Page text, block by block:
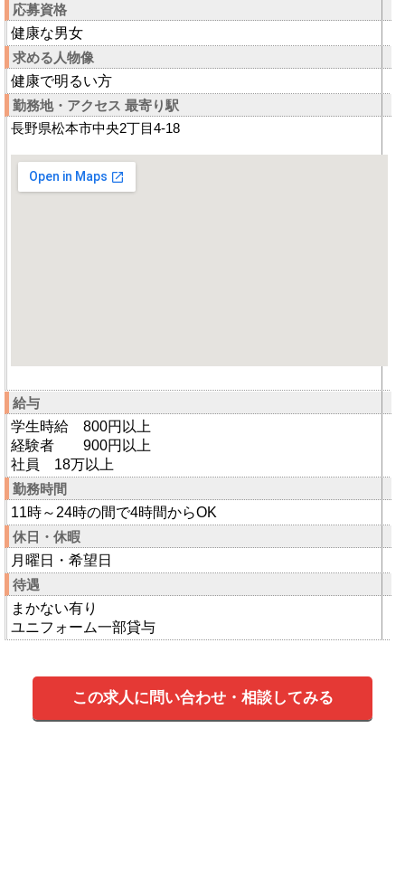
応募資格
健康な男女
求める人物像
健康で明るい方
勤務地・アクセス 最寄り駅
長野県松本市中央2丁目4‐18
給与
学生時給 800円以上
経験者 900円以上
社員 18万以上
勤務時間
11時～24時の間で4時間からOK
休日・休暇
月曜日・希望日
待遇
まかない有り
ユニフォーム一部貸与
この求人に問い合わせ・相談してみる